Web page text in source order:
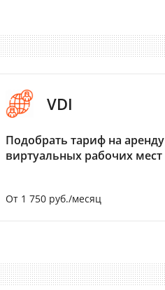
VDI
Подобрать тариф на аренду
виртуальных рабочих мест
От 1 750 руб./месяц